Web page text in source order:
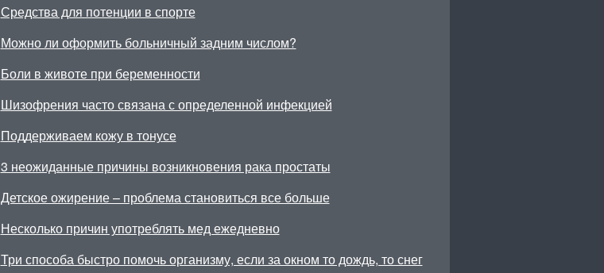
Средства для потенции в спорте
Можно ли оформить больничный задним числом?
Боли в животе при беременности
Шизофрения часто связана с определенной инфекцией
Поддерживаем кожу в тонусе
3 неожиданные причины возникновения рака простаты
Детское ожирение – проблема становиться все больше
Несколько причин употреблять мед ежедневно
Три способа быстро помочь организму, если за окном то дождь, то снег